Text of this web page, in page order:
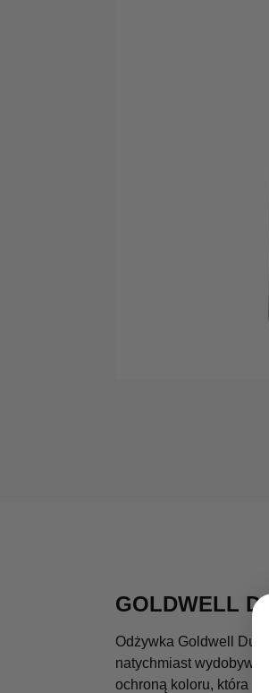
GOLDWELL
Odżywka Goldwell
natychmiast wydobywa
ochroną koloru, która w